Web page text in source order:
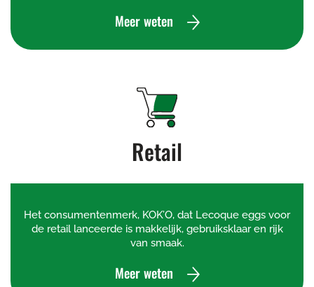
Meer weten
Retail
Het consumentenmerk, KOK’O, dat Lecoque eggs voor
de retail lanceerde is makkelijk, gebruiksklaar en rijk
van smaak.
Meer weten